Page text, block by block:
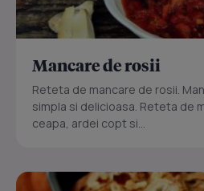
Mancare de rosii
Reteta de mancare de rosii.
simpla si delicioasa. Reteta de
ceapa, ardei copt si...